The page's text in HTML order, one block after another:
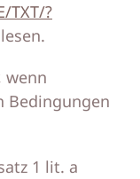
TXT/?
wenn
Bedingungen
1 lit. a